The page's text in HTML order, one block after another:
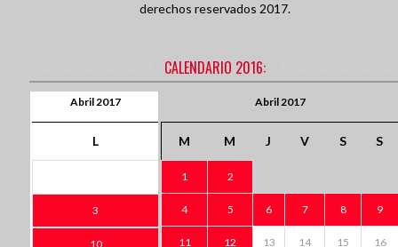
derechos reservados 2017.
CALENDARIO 2016:
Abril 2017
M M J V S S
1 2
4 5 6 7 8 9
11 12 13 14 15 16
Abril 2017
L
3
10